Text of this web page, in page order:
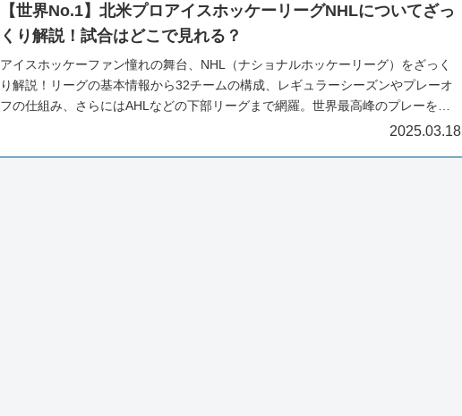
【世界No.1】北米プロアイスホッケーリーグNHLについてざっ
くり解説！試合はどこで見れる？
アイスホッケーファン憧れの舞台、NHL（ナショナルホッケーリーグ）をざっく
り解説！リーグの基本情報から32チームの構成、レギュラーシーズンやプレーオ
フの仕組み、さらにはAHLなどの下部リーグまで網羅。世界最高峰のプレーを観
戦する方法も紹介します。初心者の方もこれを見ればNHLが分かります！2025.03.18